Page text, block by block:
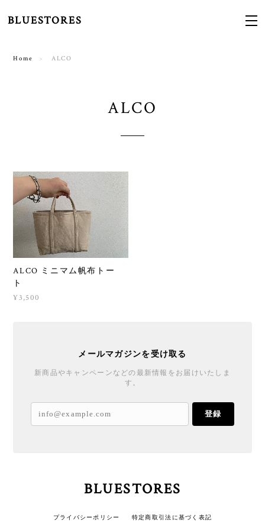
BLUESTORES
Home ALCO
ALCO
ALCO ミニマム帆布トー
ト
¥3,500
メールマガジンを受け取る
新商品やキャンペーンなどの最新情報をお届けいたしま
す。
登録
BLUESTORES
プライバシーポリシー 特定商取引法に基づく表記